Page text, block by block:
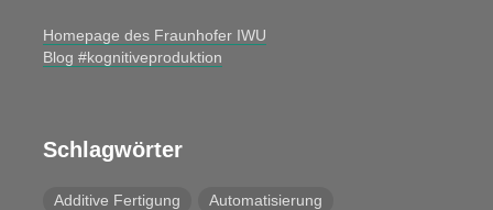
Homepage des Fraunhofer IWU
Blog #kognitiveproduktion
Schlagwörter
Additive Fertigung
Automatisierung